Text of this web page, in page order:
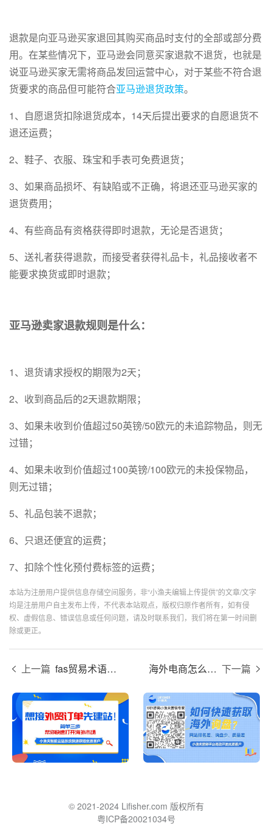
退款是向亚马逊买家退回其购买商品时支付的全部或部分费
用。在某些情况下，亚马逊会同意买家退款不退货，也就是
说亚马逊买家无需将商品发回运营中心，对于某些不符合退
货要求的商品但可能符合亚马逊退货政策。
1、自愿退货扣除退货成本，14天后提出要求的自愿退货不
退还运费；
2、鞋子、衣服、珠宝和手表可免费退货；
3、如果商品损坏、有缺陷或不正确，将退还亚马逊买家的
退货费用；
4、有些商品有资格获得即时退款，无论是否退货；
5、送礼者获得退款，而接受者获得礼品卡，礼品接收者不
能要求换货或即时退款；
亚马逊卖家退款规则是什么：
1、退货请求授权的期限为2天；
2、收到商品后的2天退款期限；
3、如果未收到价值超过50英镑/50欧元的未追踪物品，则无
过错；
4、如果未收到价值超过100英镑/100欧元的未投保物品，
则无过错；
5、礼品包装不退款；
6、只退还便宜的运费；
7、扣除个性化预付费标签的运费；
本站为注册用户提供信息存储空间服务，非“小渔夫编辑上传提供”的文章/文字
均是注册用户自主发布上传，不代表本站观点，版权归原作者所有，如有侵
权、虚假信息、错误信息或任何问题，请及时联系我们，我们将在第一时间删
除或更正。
上一篇 fas贸易术语是什么意思？ 海外电商怎么做？ 下一篇
© 2021-2024 Lifisher.com 版权所有
粤ICP备20021034号